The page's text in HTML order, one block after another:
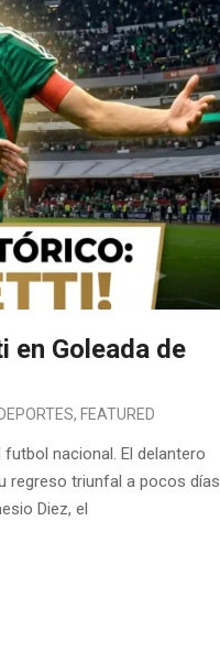
en Goleada de
DEPORTES, FEATURED
nacional. El delantero
regreso triunfal a pocos días
Diez, el